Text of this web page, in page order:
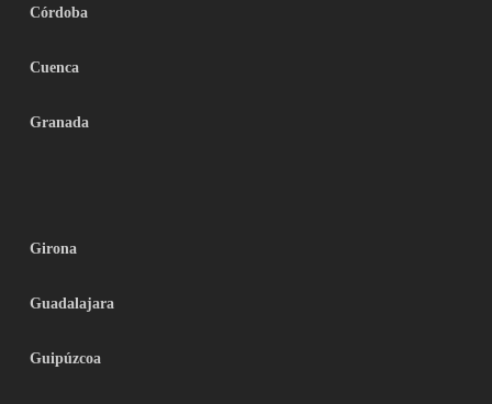
Córdoba
Cuenca
Granada
Girona
Guadalajara
Guipúzcoa